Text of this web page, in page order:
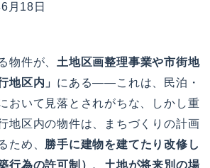
月18日
物件が、 土地区画整理事業や市街地
地区内」 にある——これは、民泊・
おいて見落とされがちな、しかし重
地区内の物件は、まちづくりの計画
ため、 勝手に建物を建てたり改修し
行為の許可制）、土地が将来別の場